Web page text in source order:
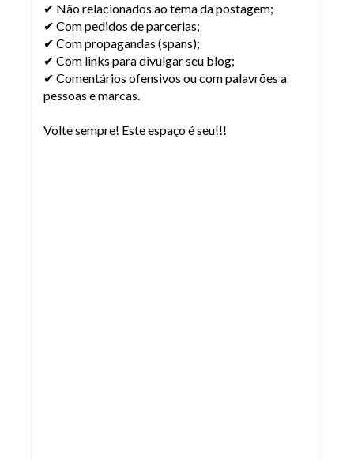
✔ Não relacionados ao tema da postagem;
✔ Com pedidos de parcerias;
✔ Com propagandas (spans);
✔ Com links para divulgar seu blog;
✔ Comentários ofensivos ou com palavrões a
pessoas e marcas.
Volte sempre! Este espaço é seu!!!